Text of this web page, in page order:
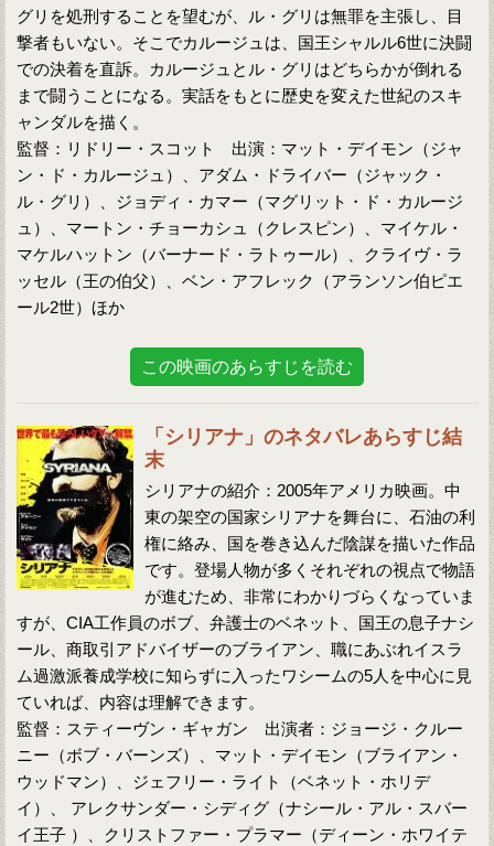
グリを処刑することを望むが、ル・グリは無罪を主張し、目
撃者もいない。そこでカルージュは、国王シャルル6世に決闘
での決着を直訴。カルージュとル・グリはどちらかが倒れる
まで闘うことになる。実話をもとに歴史を変えた世紀のスキ
ャンダルを描く。
監督：リドリー・スコット 出演：マット・デイモン（ジャ
ン・ド・カルージュ）、アダム・ドライバー（ジャック・
ル・グリ）、ジョディ・カマー（マグリット・ド・カルージ
ュ）、マートン・チョーカシュ（クレスピン）、マイケル・
マケルハットン（バーナード・ラトゥール）、クライヴ・ラ
ッセル（王の伯父）、ベン・アフレック（アランソン伯ピエ
ール2世）ほか
この映画のあらすじを読む
「シリアナ」のネタバレあらすじ結
末
シリアナの紹介：2005年アメリカ映画。中
東の架空の国家シリアナを舞台に、石油の利
権に絡み、国を巻き込んだ陰謀を描いた作品
です。登場人物が多くそれぞれの視点で物語
が進むため、非常にわかりづらくなっていま
すが、CIA工作員のボブ、弁護士のベネット、国王の息子ナシ
ール、商取引アドバイザーのブライアン、職にあぶれイスラ
ム過激派養成学校に知らずに入ったワシームの5人を中心に見
ていれば、内容は理解できます。
監督：スティーヴン・ギャガン 出演者：ジョージ・クルー
ニー（ボブ・バーンズ）、マット・デイモン（ブライアン・
ウッドマン）、ジェフリー・ライト（ベネット・ホリデ
イ）、 アレクサンダー・シディグ（ナシール・アル・スバー
イ王子 ）、クリストファー・プラマー（ディーン・ホワイテ